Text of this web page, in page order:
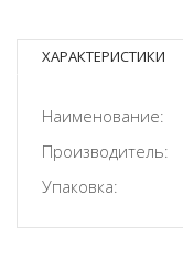
ХАРАКТЕРИСТИКИ
Наименование:
Производитель:
Упаковка: